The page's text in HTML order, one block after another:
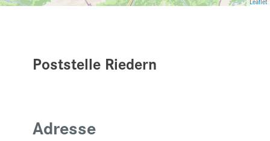
Poststelle Riedern
Adresse